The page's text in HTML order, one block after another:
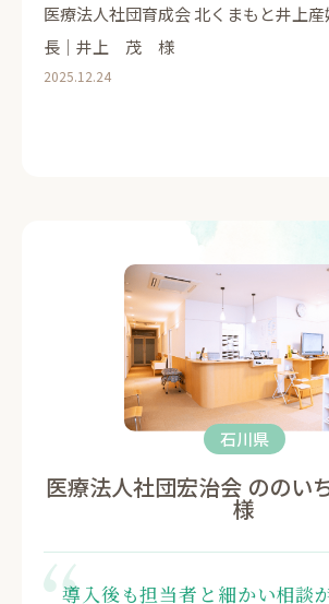
医療法人社団育成会 北くまもと井上
長｜井上 茂 様
2025.12.24
石川県
医療法人社団宏治会 ののい
様
導入後も担当者と細かい相談